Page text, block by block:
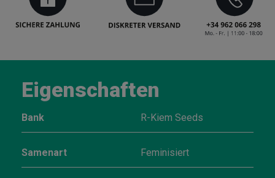
Eigenschaften
Bank R-Kiem Seeds
Samenart Feminisiert